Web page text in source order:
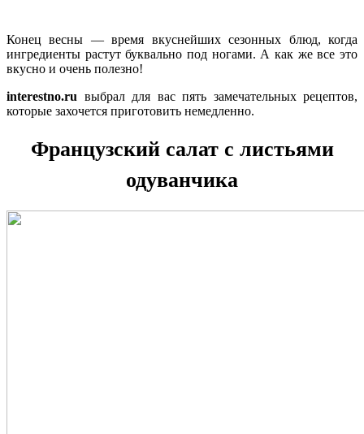
Конец весны — время вкуснейших сезонных блюд, когда
ингредиенты растут буквально под ногами. А как же все это
вкусно и очень полезно!
interestno.ru выбрал для вас пять замечательных рецептов,
которые захочется приготовить немедленно.
Французский салат с листьями
одуванчика